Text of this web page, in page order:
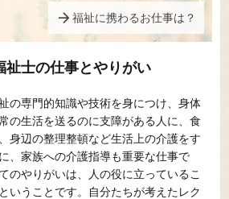
arrow_forward 福祉に携わるお仕事は？
祉士の仕事とやりがい
の専門的知識や技術を身につけ、身体
の生活を送るのに支障がある人に、食
身辺の整理整頓など生活上の介護をす
、家族への介護指導も重要な仕事で
のやりがいは、人の役に立っているこ
いうことです。自分たちが考えたレク